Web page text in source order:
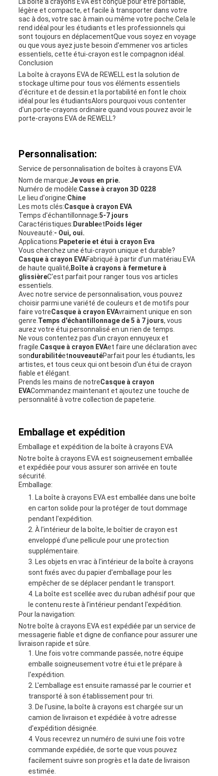
La boîte à crayons EVA est conçue pour être portable,
légère et compacte, et facile à transporter dans votre
sac à dos, votre sac à main ou même votre poche.Cela le
rend idéal pour les étudiants et les professionnels qui
sont toujours en déplacementQue vous soyez en voyage
ou que vous ayez juste besoin d'emmener vos articles
essentiels, cette étui-crayon est le compagnon idéal.
Conclusion
La boîte à crayons EVA de REWELL est la solution de
stockage ultime pour tous vos éléments essentiels
d'écriture et de dessin.et la portabilité en font le choix
idéal pour les étudiantsAlors pourquoi vous contenter
d'un porte-crayons ordinaire quand vous pouvez avoir le
porte-crayons EVA de REWELL?
Personnalisation:
Service de personnalisation de boîtes à crayons EVA
Nom de marque:Je vous en prie.
Numéro de modèle:Casse à crayon 3D 0228
Le lieu d'origine:Chine
Les mots clés:Casque à crayon EVA
Temps d'échantillonnage:5-7 jours
Caractéristiques: Durableet Poids léger
Nouveauté:- Oui, oui.
Applications: Papeterie et étui à crayon Eva
Vous cherchez une étui-crayon unique et durable?
Casque à crayon EVAFabriqué à partir d'un matériau EVA
de haute qualité, Boîte à crayons à fermeture à
glissièreC'est parfait pour ranger tous vos articles
essentiels.
Avec notre service de personnalisation, vous pouvez
choisir parmi une variété de couleurs et de motifs pour
faire votreCasque à crayon EVAvraiment unique en son
genre.Temps d'échantillonnage de 5 à 7 jours, vous
aurez votre étui personnalisé en un rien de temps.
Ne vous contentez pas d'un crayon ennuyeux et
fragile.Casque à crayon EVAet faire une déclaration avec
sondurabilitéetnouveautéParfait pour les étudiants, les
artistes, et tous ceux qui ont besoin d'un étui de crayon
fiable et élégant.
Prends les mains de notreCasque à crayon
EVACommandez maintenant et ajoutez une touche de
personnalité à votre collection de papeterie.
Emballage et expédition
Emballage et expédition de la boîte à crayons EVA
Notre boîte à crayons EVA est soigneusement emballée
et expédiée pour vous assurer son arrivée en toute
sécurité.
Emballage:
La boîte à crayons EVA est emballée dans une boîte
en carton solide pour la protéger de tout dommage
pendant l'expédition.
À l'intérieur de la boîte, le boîtier de crayon est
enveloppé d'une pellicule pour une protection
supplémentaire.
Les objets en vrac à l'intérieur de la boîte à crayons
sont fixés avec du papier d'emballage pour les
empêcher de se déplacer pendant le transport.
La boîte est scellée avec du ruban adhésif pour que
le contenu reste à l'intérieur pendant l'expédition.
Pour la navigation:
Notre boîte à crayons EVA est expédiée par un service de
messagerie fiable et digne de confiance pour assurer une
livraison rapide et sûre.
Une fois votre commande passée, notre équipe
emballe soigneusement votre étui et le prépare à
l'expédition.
L'emballage est ensuite ramassé par le courrier et
transporté à son établissement pour tri.
De l'usine, la boîte à crayons est chargée sur un
camion de livraison et expédiée à votre adresse
d'expédition désignée.
Vous recevrez un numéro de suivi une fois votre
commande expédiée, de sorte que vous pouvez
facilement suivre son progrès et la date de livraison
estimée.